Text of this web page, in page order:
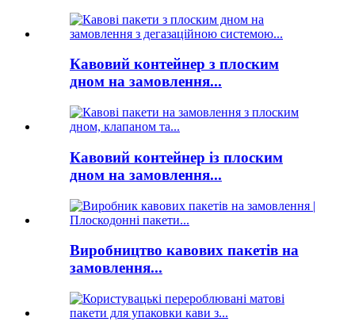
Кавовий контейнер з плоским
дном на замовлення...
Кавовий контейнер із плоским
дном на замовлення...
Виробництво кавових пакетів на
замовлення...